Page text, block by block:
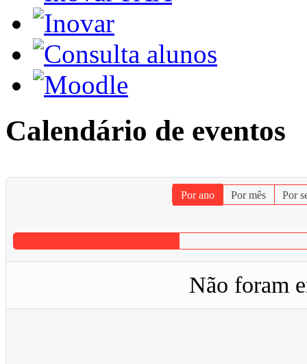
Calendário de eventos
Por ano Por mês Por
Não foram